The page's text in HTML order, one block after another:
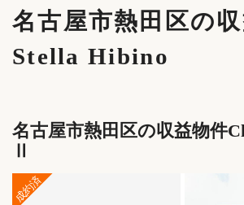
名古屋市熱田区の
Stella Hibino
名古屋市熱田区の収益物件